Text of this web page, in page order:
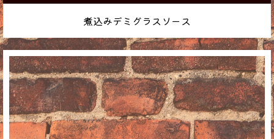
煮込みデミグラスソース